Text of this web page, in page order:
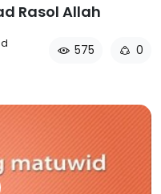
Rasol Allah
575 0